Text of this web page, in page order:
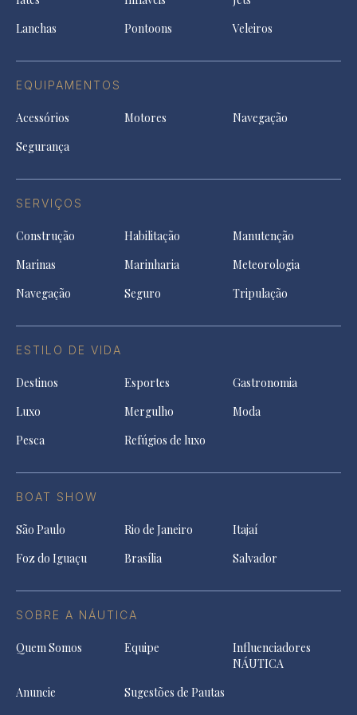
Lanchas
Pontoons Veleiros
EQUIPAMENTOS
Acessórios Motores
Navegação
Segurança
SERVIÇOS
Construção Habilitação
Manutenção
Marinas
Marinharia
Meteorologia
Navegação
Seguro Tripulação
ESTILO DE VIDA
Destinos Esportes
Gastronomia
Luxo
Mergulho
Moda
Pesca
Refúgios de luxo
BOAT SHOW
São Paulo Rio de Janeiro
Itajaí
Foz do Iguaçu
Brasília Salvador
SOBRE A NÁUTICA
Quem Somos Equipe
Influenciadores
NÁUTICA
Anuncie
Sugestões de Pautas